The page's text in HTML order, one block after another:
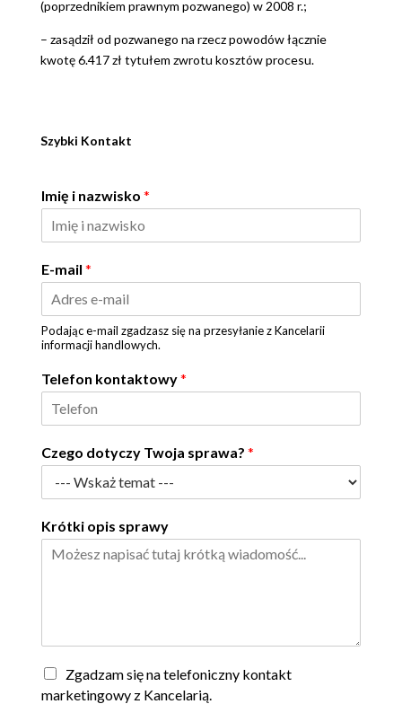
(poprzednikiem prawnym pozwanego) w 2008 r.;
– zasądził od pozwanego na rzecz powodów łącznie
kwotę 6.417 zł tytułem zwrotu kosztów procesu.
Szybki Kontakt
Imię i nazwisko *
E-mail *
Podając e-mail zgadzasz się na przesyłanie z Kancelarii
informacji handlowych.
Telefon kontaktowy*
Czego dotyczy Twoja sprawa? *
Krótki opis sprawy
Z
g
Zgadzam się na telefoniczny kontakt
marketingowy z Kancelarią.